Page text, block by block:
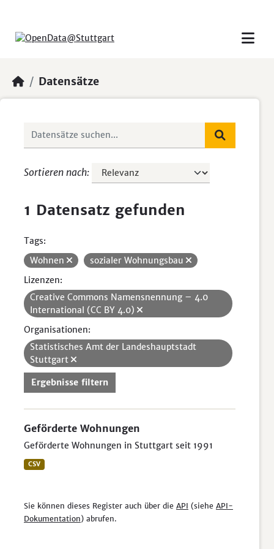
Datensätze
Sortieren nach
1 Datensatz gefunden
Tags:
Wohnen
sozialer Wohnungsbau
Lizenzen:
Creative Commons Namensnennung – 4.0
International (CC BY 4.0)
Organisationen:
Statistisches Amt der Landeshauptstadt
Stuttgart
Ergebnisse filtern
Geförderte Wohnungen
Geförderte Wohnungen in Stuttgart seit 1991
CSV
Sie können dieses Register auch über die API (siehe API-
Dokumentation) abrufen.